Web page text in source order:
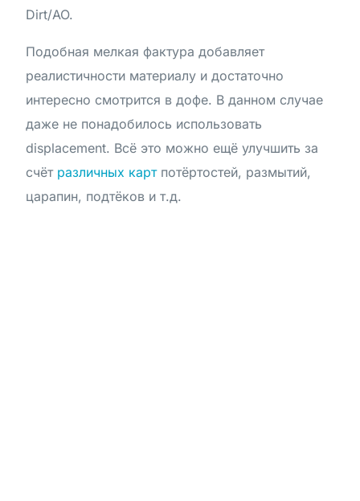
Dirt/AO.
Подобная мелкая фактура добавляет
реалистичности материалу и достаточно
интересно смотрится в дофе. В данном случае
даже не понадобилось использовать
displacement. Всё это можно ещё улучшить за
счёт различных картпотёртостей, размытий,
царапин, подтёков и т.д.